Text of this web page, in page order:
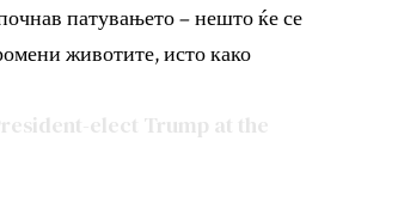
патувањето – нешто ќе се
животите, исто како
elect Trump at the